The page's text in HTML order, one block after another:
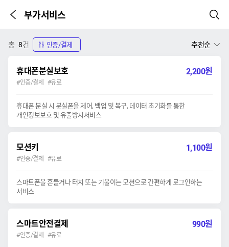
부가서비스
본문시작
총 8건 인증/결제 추천순
휴대폰분실보호 2,200원
#인증/결제 #유료
휴대폰 분실 시 분실폰을 제어, 백업 및 복구, 데이터 초기화를 통한
개인정보보호 및 유출방지서비스
모션키 1,100원
#인증/결제 #유료
스마트폰을 흔들거나 터치 또는 기울이는 모션으로 간편하게 로그인하는
서비스
스마트안전결제 990원
#인증/결제 #유료